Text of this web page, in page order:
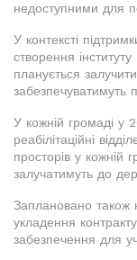
недоступними для
У контексті
створення
планується
забезпечуватимуть
У кожній громаді у
реабілітаційні
просторів у кожній
залучатимуть до
Заплановано також
укладення
забезпечення для